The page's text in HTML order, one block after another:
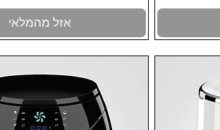
אזל מהמלאי